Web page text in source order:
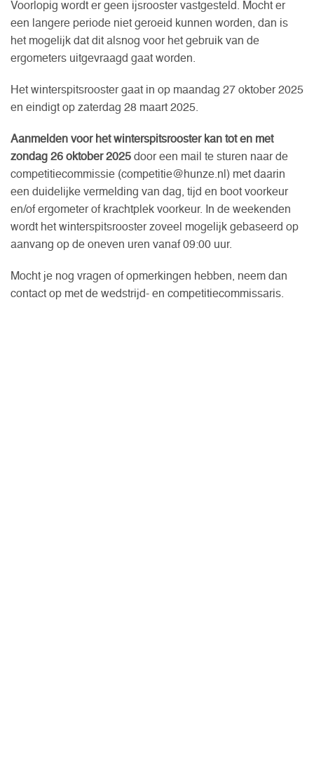
Voorlopig wordt er geen ijsrooster vastgesteld. Mocht er
een langere periode niet geroeid kunnen worden, dan is
het mogelijk dat dit alsnog voor het gebruik van de
ergometers uitgevraagd gaat worden.
Het winterspitsrooster gaat in op maandag 27 oktober 2025
en eindigt op zaterdag 28 maart 2025.
Aanmelden voor het winterspitsrooster kan tot en met
zondag 26 oktober 2025 door een mail te sturen naar de
competitiecommissie (competitie@hunze.nl) met daarin
een duidelijke vermelding van dag, tijd en boot voorkeur
en/of ergometer of krachtplek voorkeur. In de weekenden
wordt het winterspitsrooster zoveel mogelijk gebaseerd op
aanvang op de oneven uren vanaf 09:00 uur.
Mocht je nog vragen of opmerkingen hebben, neem dan
contact op met de wedstrijd- en competitiecommissaris.